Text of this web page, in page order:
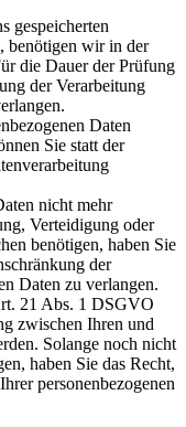
gespeicherten
benötigen wir in der
die Dauer der Prüfung
der Verarbeitung
Daten
Sie statt der
nicht mehr
Verteidigung oder
benötigen, haben Sie
der
Daten zu verlangen.
21 Abs. 1 DSGVO
zwischen Ihren und
Solange noch nicht
haben Sie das Recht,
personenbezogenen